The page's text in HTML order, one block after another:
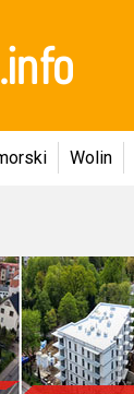
Wolin